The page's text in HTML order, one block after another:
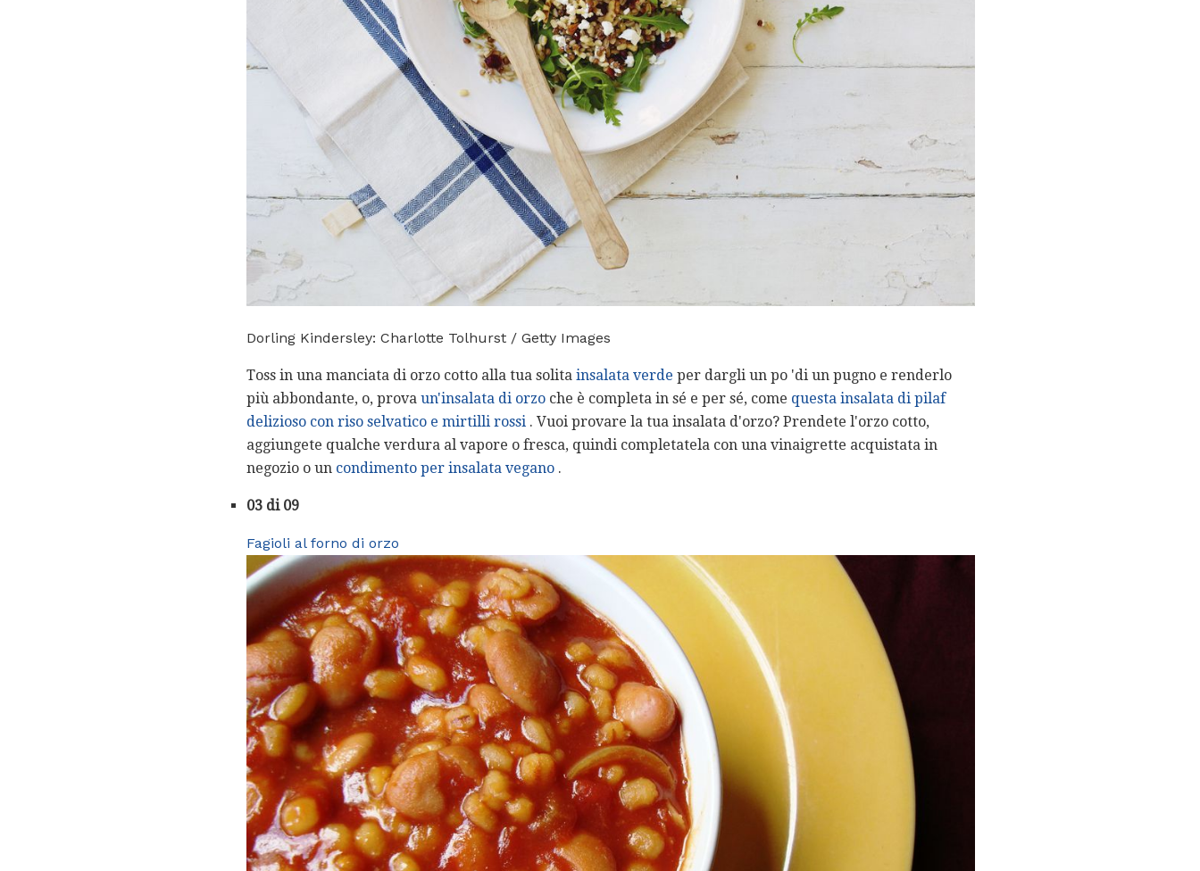
Dorling Kindersley: Charlotte Tolhurst / Getty Images
Toss in una manciata di orzo cotto alla tua solita insalata verde per dargli un po 'di un pugno e renderlo
più abbondante, o, prova un'insalata di orzo che è completa in sé e per sé, come questa insalata di pilaf
delizioso con riso selvatico e mirtilli rossi . Vuoi provare la tua insalata d'orzo? Prendete l'orzo cotto,
aggiungete qualche verdura al vapore o fresca, quindi completatela con una vinaigrette acquistata in
negozio o un condimento per insalata vegano .
03 di 09
Fagioli al forno di orzo